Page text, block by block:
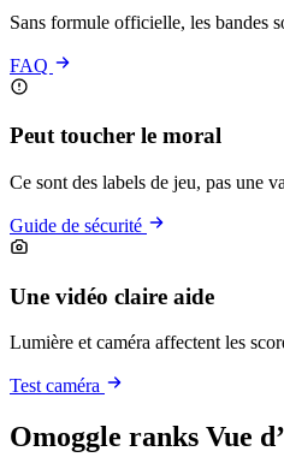
Sans formule officielle, les bandes
FAQ
Peut toucher le moral
Ce sont des labels de jeu, pas une
Guide de sécurité
Une vidéo claire aide
Lumière et caméra affectent les
Test caméra
Omoggle ranks Vue